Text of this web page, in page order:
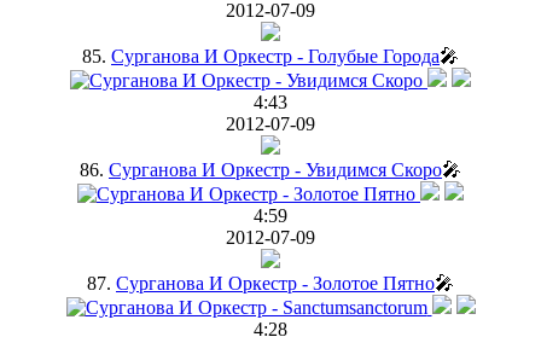
2012-07-09
85. Сурганова И Оркестр - Голубые Города🎤
4:43
2012-07-09
86. Сурганова И Оркестр - Увидимся Скоро🎤
4:59
2012-07-09
87. Сурганова И Оркестр - Золотое Пятно🎤
4:28